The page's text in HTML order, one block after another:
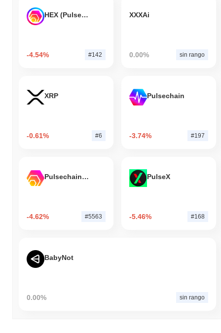
HEX (Pulsechain)
-4.54% #142
XXXAi
0.00% sin rango
XRP
-0.61% #6
Pulsechain
-3.74% #197
Pulsechain Bridged HEX (Pulsechain)
-4.62% #5563
PulseX
-5.46% #168
BabyNot
0.00% sin rango